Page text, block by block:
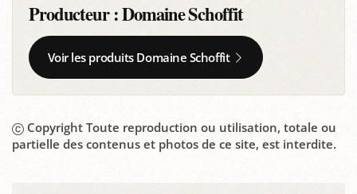
Producteur :Domaine Schoffit
Voir les produits Domaine Schoffit
Copyright Toute reproduction ou utilisation, totale ou
partielle des contenus et photos de ce site, est interdite.